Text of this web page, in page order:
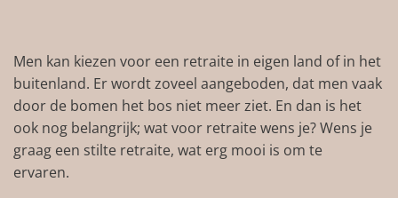
Men kan kiezen voor een retraite in eigen land of in het
buitenland. Er wordt zoveel aangeboden, dat men vaak
door de bomen het bos niet meer ziet. En dan is het
ook nog belangrijk; wat voor retraite wens je? Wens je
graag een stilte retraite, wat erg mooi is om te
ervaren.